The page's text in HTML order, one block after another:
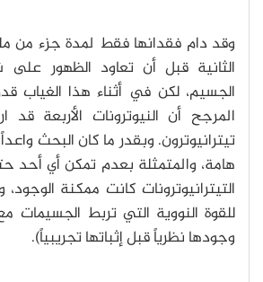
وقد دام فقدانها فقط لمدة جزء من
الثانية قبل أن تعاود الظهور
الجسيم، لكن في أثناء هذا الغياب
المرجح أن النيوترونات الأربعة
تيترانيوترون. وبقدر ما كان البحث
هامة، والمتمثلة بعدم تمكن أي أحد
التيترانيوترونات كانت ممكنة الوجود،
للقوة النووية التي تربط الجسيمات
وجودها نظرياً قبل إثباتها تجريبياً).